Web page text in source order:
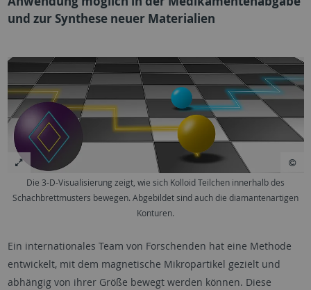
und zur Synthese neuer Materialien
Die 3-D-Visualisierung zeigt, wie sich Kolloid Teilchen innerhalb des
Schachbrettmusters bewegen. Abgebildet sind auch die diamantenartigen
Konturen.
Ein internationales Team von Forschenden hat eine Methode
entwickelt, mit dem magnetische Mikropartikel gezielt und
abhängig von ihrer Größe bewegt werden können. Diese